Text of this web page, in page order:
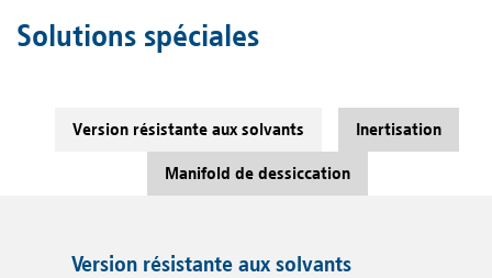
Solutions spéciales
Version résistante aux solvants Inertisation
Manifold de dessiccation
Version résistante aux solvants